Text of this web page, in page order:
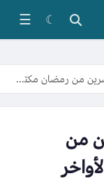
☾
☰
مكتوب في العشر الأواخر
من